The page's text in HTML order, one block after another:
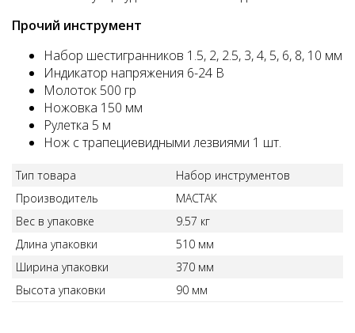
Прочий инструмент
Набор шестигранников 1.5, 2, 2.5, 3, 4, 5, 6, 8, 10 мм
Индикатор напряжения 6-24 В
Молоток 500 гр
Ножовка 150 мм
Рулетка 5 м
Нож с трапециевидными лезвиями 1 шт.
Тип товара
Набор инструментов
Производитель
МАСТАК
Вес в упаковке
9.57 кг
Длина упаковки
510 мм
Ширина упаковки
370 мм
Высота упаковки
90 мм